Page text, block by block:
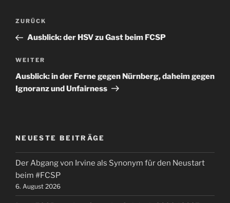
Beitragsnavigation
Vorheriger
Beitrag
ZURÜCK
Ausblick: der HSV zu Gast beim FCSP
Nächster
Beitrag
WEITER
Ausblick: in der Ferne gegen Nürnberg, daheim gegen
Ignoranz und Unfairness
NEUESTE BEITRÄGE
Der Abgang von Irvine als Synonym für den Neustart
beim #FCSP
6. August 2026